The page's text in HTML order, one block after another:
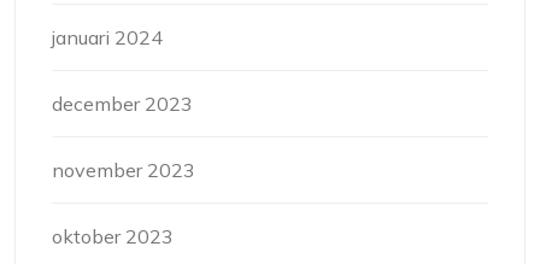
januari 2024
december 2023
november 2023
oktober 2023